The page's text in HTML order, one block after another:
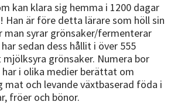
kan klara sig hemma i 1200 dagar
Han är före detta lärare som höll sin
man syrar grönsaker/fermenterar
sedan dess hållit i över 555
grönsaker. Numera bor
har i olika medier berättat om
mat och levande växtbaserad föda i
fröer och bönor.